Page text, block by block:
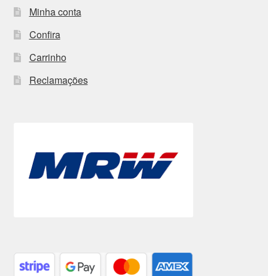
Minha conta
Confira
Carrinho
Reclamações